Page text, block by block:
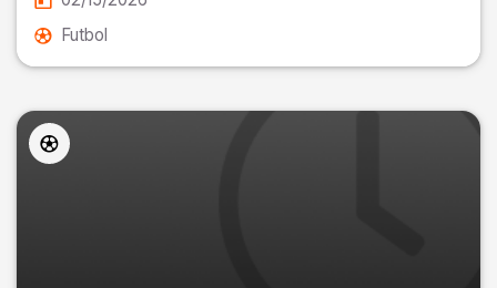
Futbol